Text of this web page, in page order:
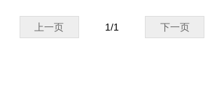
上一页 下一页
1/1